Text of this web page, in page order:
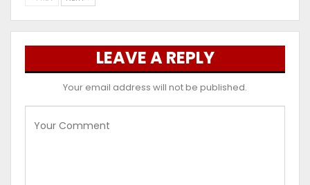
LEAVE A REPLY
Your email address will not be published.